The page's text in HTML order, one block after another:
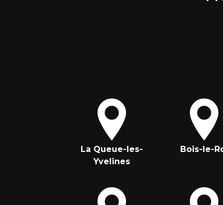
La Queue-les-
Yvelines
Bois-le-